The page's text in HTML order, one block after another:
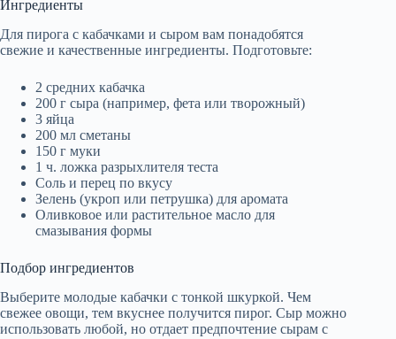
Ингредиенты
Для пирога с кабачками и сыром вам понадобятся
свежие и качественные ингредиенты. Подготовьте:
2 средних кабачка
200 г сыра (например, фета или творожный)
3 яйца
200 мл сметаны
150 г муки
1 ч. ложка разрыхлителя теста
Соль и перец по вкусу
Зелень (укроп или петрушка) для аромата
Оливковое или растительное масло для
смазывания формы
Подбор ингредиентов
Выберите молодые кабачки с тонкой шкуркой. Чем
свежее овощи, тем вкуснее получится пирог. Сыр можно
использовать любой, но отдает предпочтение сырам с